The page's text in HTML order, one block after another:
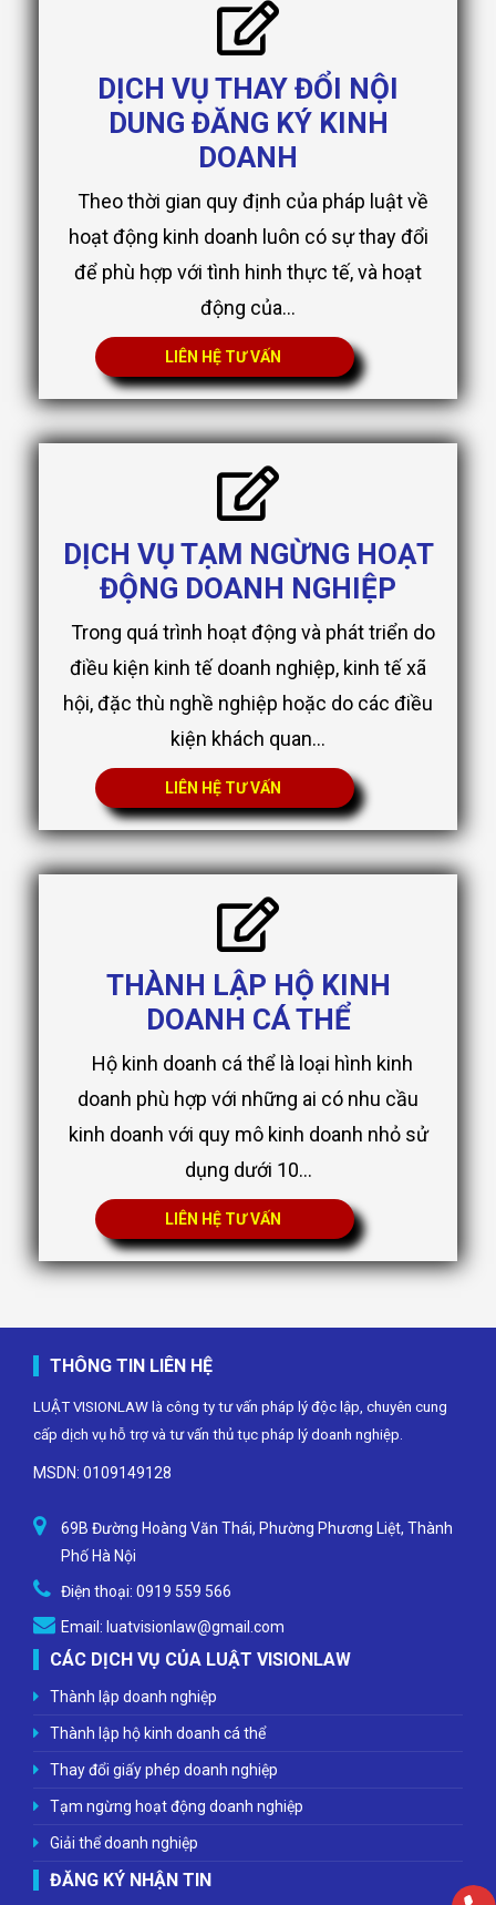
DỊCH VỤ THAY ĐỔI NỘI
DUNG ĐĂNG KÝ KINH
DOANH
Theo thời gian quy định của pháp luật về
hoạt động kinh doanh luôn có sự thay đổi
để phù hợp với tình hinh thực tế, và hoạt
động của...
LIÊN HỆ TƯ VẤN
DỊCH VỤ TẠM NGỪNG HOẠT
ĐỘNG DOANH NGHIỆP
Trong quá trình hoạt động và phát triển do
điều kiện kinh tế doanh nghiệp, kinh tế xã
hội, đặc thù nghề nghiệp hoặc do các điều
kiện khách quan...
LIÊN HỆ TƯ VẤN
THÀNH LẬP HỘ KINH
DOANH CÁ THỂ
Hộ kinh doanh cá thể là loại hình kinh
doanh phù hợp với những ai có nhu cầu
kinh doanh với quy mô kinh doanh nhỏ sử
dụng dưới 10...
LIÊN HỆ TƯ VẤN
THÔNG TIN LIÊN HỆ
LUẬT VISIONLAW là công ty tư vấn pháp lý độc lập, chuyên cung
cấp dịch vụ hỗ trợ và tư vấn thủ tục pháp lý doanh nghiệp.
MSDN: 0109149128
69B Đường Hoàng Văn Thái, Phường Phương Liệt, Thành
Phố Hà Nội
Điện thoại: 0919 559 566
Email: luatvisionlaw@gmail.com
CÁC DỊCH VỤ CỦA LUẬT VISIONLAW
Thành lập doanh nghiệp
Thành lập hộ kinh doanh cá thể
Thay đổi giấy phép doanh nghiệp
Tạm ngừng hoạt động doanh nghiệp
Giải thể doanh nghiệp
ĐĂNG KÝ NHẬN TIN